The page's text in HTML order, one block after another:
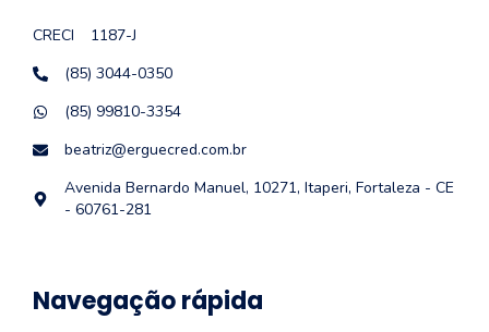
CRECI
1187-J
(85) 3044-0350
(85) 99810-3354
beatriz@erguecred.com.br
Avenida Bernardo Manuel, 10271, Itaperi, Fortaleza - CE
- 60761-281
Navegação rápida